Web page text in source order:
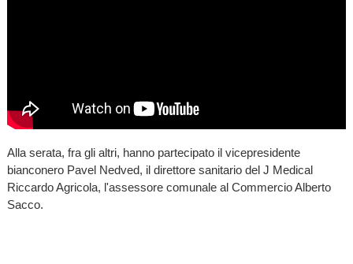
Alla serata, fra gli altri, hanno partecipato il vicepresidente
bianconero Pavel Nedved, il direttore sanitario del J Medical
Riccardo Agricola, l'assessore comunale al Commercio Alberto
Sacco.